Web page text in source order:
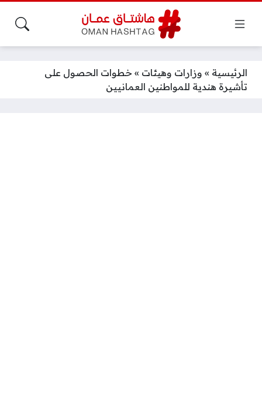
الرئيسية » وزارات وهيئات » خطوات الحصول على
تأشيرة هندية للمواطنين العمانيين